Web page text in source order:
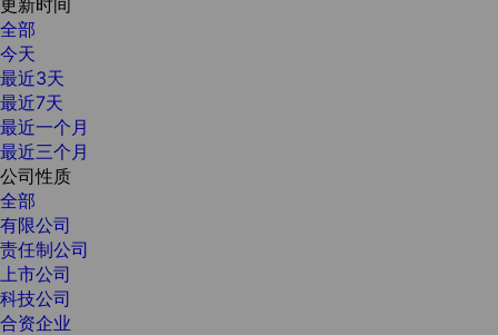
全部
今天
最近3天
最近7天
最近一个月
最近三个月
公司性质
全部
有限公司
责任制公司
上市公司
科技公司
合资企业